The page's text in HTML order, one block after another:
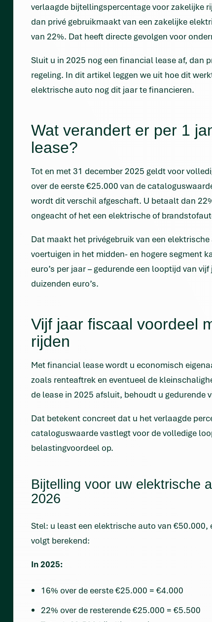
verlaagde bijtellingspercentage voor zakelijke
dan privé gebruikmaakt van een zakelijke
van 22%. Dat heeft directe gevolgen voor
Sluit u in 2025 nog een financial lease af, dan
regeling. In dit artikel leggen we uit hoe dit
elektrische auto nog dit jaar te financieren.
Wat verandert er per 1
lease?
Tot en met 31 december 2025 geldt voor
over de eerste €25.000 van de
wordt dit verschil afgeschaft. U betaalt dan
ongeacht of het een elektrische of
Dat maakt het privégebruik van een
voertuigen in het midden- en hogere segment
euro’s per jaar – gedurende een looptijd van
duizenden euro’s.
Vijf jaar fiscaal voordeel
rijden
Met financial lease wordt u economisch
zoals renteaftrek en eventueel de
de lease in 2025 afsluit, behoudt u gedurende
Dat betekent concreet dat u het verlaagde
cataloguswaarde vastlegt voor de volledige
belastingvoordeel op.
Bijtelling voor uw elektrische
2026
Stel: u least een elektrische auto van
volgt berekend:
In 2025:
16% over de eerste €25.000 = €4.000
22% over de resterende €25.000 = €5.500